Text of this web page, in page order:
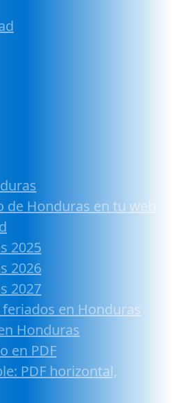
Honduras en tu web
2025
2026
2027
en Honduras
Honduras
en PDF
PDF horizontal,